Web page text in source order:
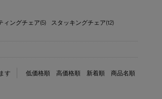
ィングチェア(5)
スタッキングチェア(12)
低価格順 高価格順 新着順 商品名順
す